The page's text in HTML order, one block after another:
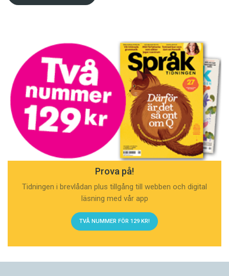
Prova på!
Tidningen i brevlådan plus tillgång till webben och digital
läsning med vår app
TVÅ NUMMER FÖR 129 KR!